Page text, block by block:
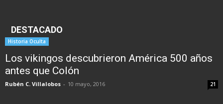
DESTACADO
Historia Oculta
Los vikingos descubrieron América 500 años
antes que Colón
Rubén C. Villalobos - 10 mayo, 2016 21